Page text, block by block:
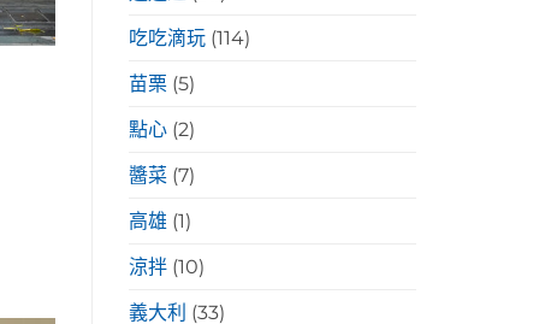
吃吃滴玩 (114)
苗栗 (5)
點心 (2)
醬菜 (7)
高雄 (1)
涼拌 (10)
義大利 (33)